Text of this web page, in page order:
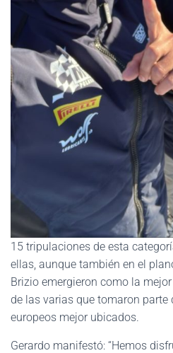
15 tripulaciones de esta
ellas, aunque también en el
Brizio emergieron como la
de las varias que tomaron parte
europeos mejor ubicados.
Gerardo manifestó: “Hemos